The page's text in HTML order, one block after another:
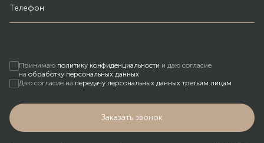
Телефон
Принимаю политику конфиденциальности и даю согласие
на обработку персональных данных
Даю согласие на передачу персональных данных третьим лицам
Заказать звонок